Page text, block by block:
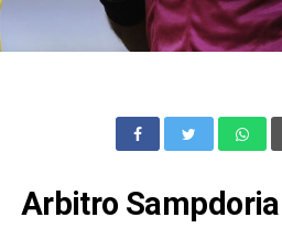
Arbitro